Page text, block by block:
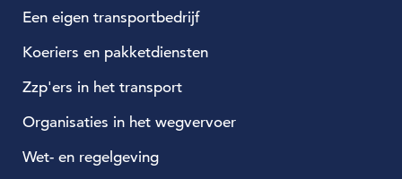
Een eigen transportbedrijf
Koeriers en pakketdiensten
Zzp'ers in het transport
Organisaties in het wegvervoer
Wet- en regelgeving